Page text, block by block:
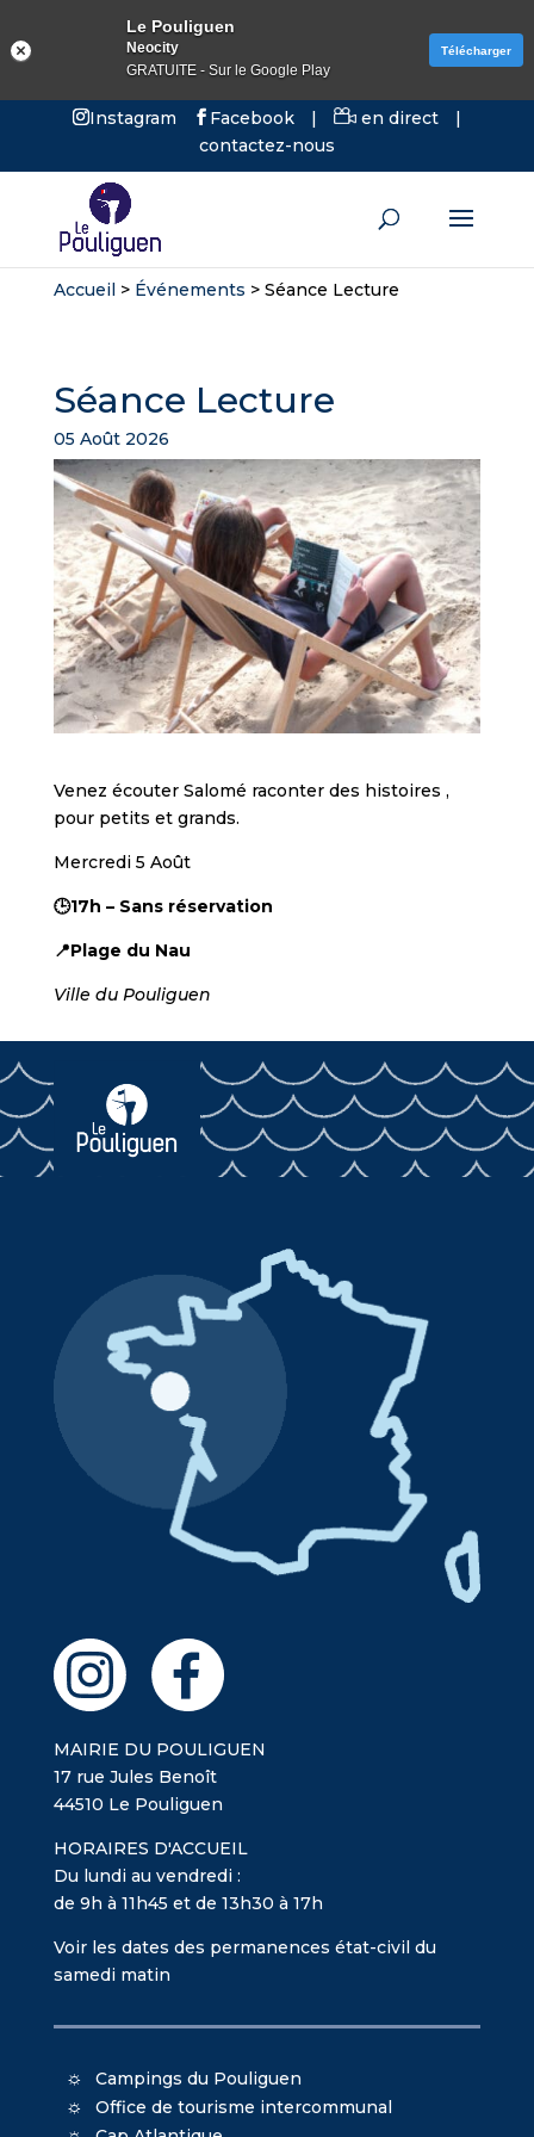
Instagram Facebook | en direct
|
contactez-nous
Accueil> Événements > Séance Lecture
Séance Lecture
05 Août 2026
Venez écouter Salomé raconter des histoires ,
pour petits et grands.
Mercredi 5 Août
🕒17h – Sans réservation
📍Plage du Nau
Ville du Pouliguen
MAIRIE DU POULIGUEN
17 rue Jules Benoît
44510 Le Pouliguen
HORAIRES D'ACCUEIL
Du lundi au vendredi :
de 9h à 11h45 et de 13h30 à 17h
Voir les dates des permanences état-civil du
samedi matin
Campings du Pouliguen
Office de tourisme intercommunal
Le Pouliguen
Neocity
GRATUITE - Sur le Google Play
Télécharger